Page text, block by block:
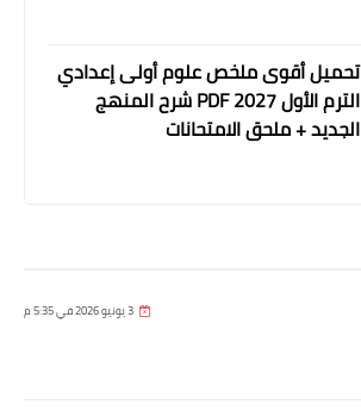
تحميل أقوى ملخص علوم أولى إعدادي
الترم الأول 2027 PDF شرح المنهج
الجديد + ملحق الامتحانات
3 يونيو 2026 في 5:35 م